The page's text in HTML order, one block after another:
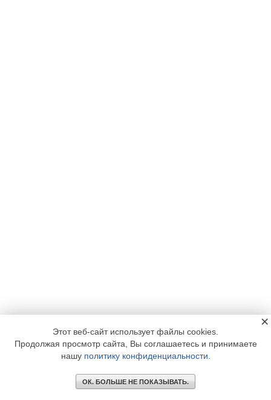
Этот веб-сайт использует файлы cookies.
Продолжая просмотр сайта, Вы соглашаетесь и принимаете
нашу политику конфиденциальности
ОК. БОЛЬШЕ НЕ ПОКАЗЫВАТЬ.
×